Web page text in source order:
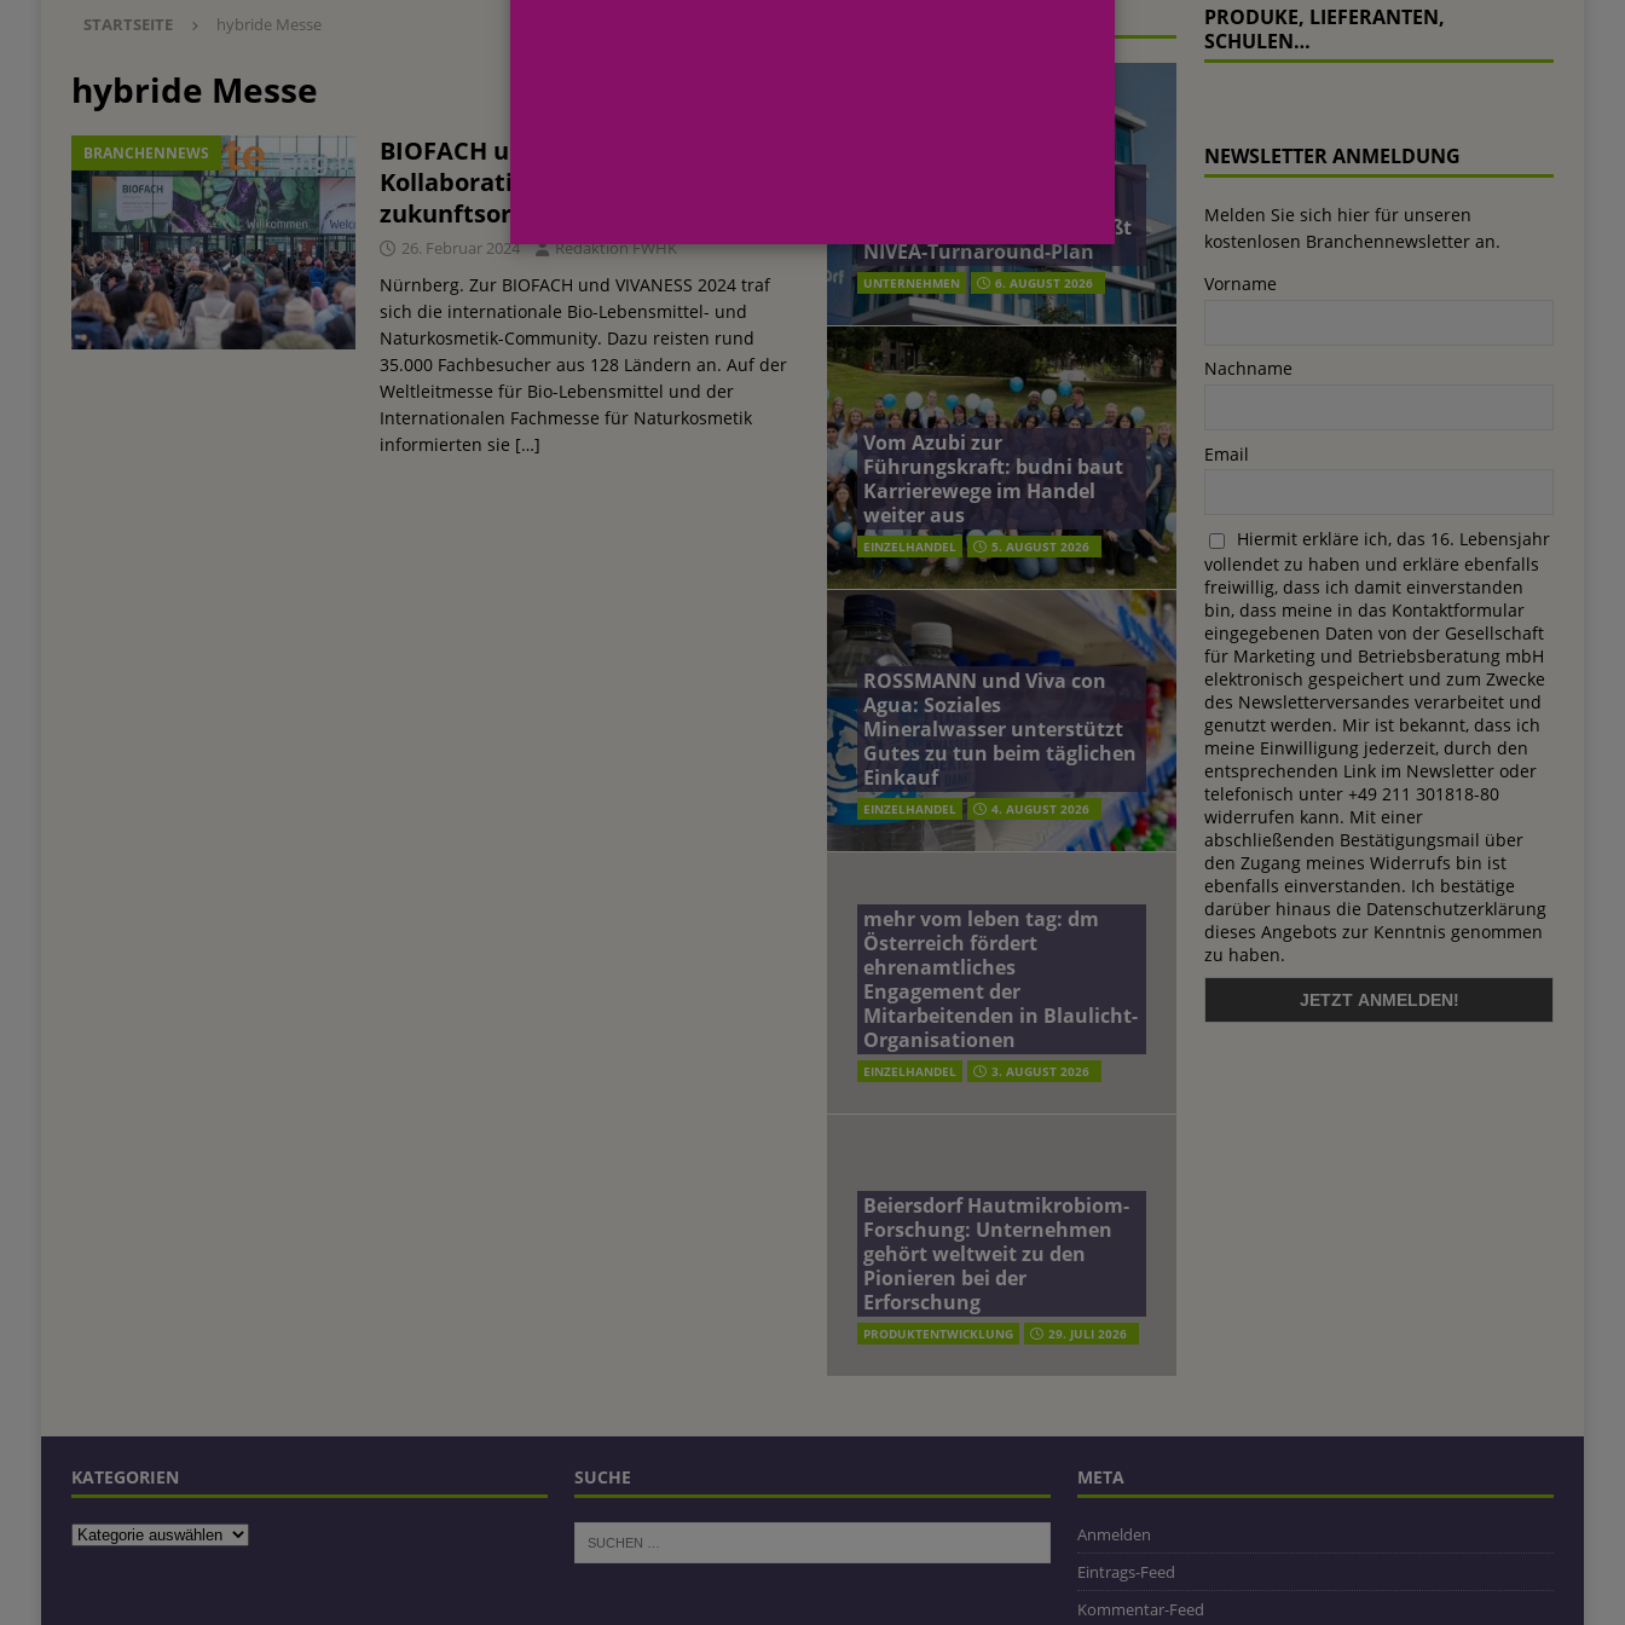
Einkauf
EINZELHANDEL
[ 3. August 2026 ]
[ 29. Juli 2026 ] Beiersdorf Hautmikrobiom-Forschung: Unternehmen gehört weltweit zu den Pionieren bei der
Erforschung
PRODUKTENTWICKLUNG
[ 6. August 2026 ]
Beiersdorf Jahresgeschäft 2026: Konzern passt Prognose an und beschließt NIVEA-Turnaround-Plan
UNTERNEHMEN
STARTSEITE hybride Messe
hybride Messe
BRANCHENNEWS
BIOFACH und VIVANESS 2024:
Kollaborativ und
zukunftsorientiert
26. Februar 2024 Redaktion FWHK
Nürnberg. Zur BIOFACH und VIVANESS 2024 traf
sich die internationale Bio-Lebensmittel- und
Naturkosmetik-Community. Dazu reisten rund
35.000 Fachbesucher aus 128 Ländern an. Auf der
Weltleitmesse für Bio-Lebensmittel und der
Internationalen Fachmesse für Naturkosmetik
informierten sie […]
Prognose an und beschließt
NIVEA-Turnaround-Plan
UNTERNEHMEN 6. AUGUST 2026
Vom Azubi zur
Führungskraft: budni baut
Karrierewege im Handel
weiter aus
EINZELHANDEL 5. AUGUST 2026
ROSSMANN und Viva con
Agua: Soziales
Mineralwasser unterstützt
Gutes zu tun beim täglichen
Einkauf
EINZELHANDEL 4. AUGUST 2026
mehr vom leben tag: dm
Österreich fördert
ehrenamtliches
Engagement der
Mitarbeitenden in Blaulicht-
Organisationen
EINZELHANDEL 3. AUGUST 2026
Beiersdorf Hautmikrobiom-
Forschung: Unternehmen
gehört weltweit zu den
Pionieren bei der
Erforschung
PRODUKTENTWICKLUNG 29. JULI 2026
PRODUKE, LIEFERANTEN,
SCHULEN…
NEWSLETTER ANMELDUNG
Melden Sie sich hier für unseren
kostenlosen Branchennewsletter an.
Vorname
Nachname
Email
Hiermit erkläre ich, das 16. Lebensjahr
vollendet zu haben und erkläre ebenfalls
freiwillig, dass ich damit einverstanden
bin, dass meine in das Kontaktformular
eingegebenen Daten von der Gesellschaft
für Marketing und Betriebsberatung mbH
elektronisch gespeichert und zum Zwecke
des Newsletterversandes verarbeitet und
genutzt werden. Mir ist bekannt, dass ich
meine Einwilligung jederzeit, durch den
entsprechenden Link im Newsletter oder
telefonisch unter +49 211 301818-80
widerrufen kann. Mit einer
abschließenden Bestätigungsmail über
den Zugang meines Widerrufs bin ist
ebenfalls einverstanden. Ich bestätige
darüber hinaus die Datenschutzerklärung
dieses Angebots zur Kenntnis genommen
zu haben.
KATEGORIEN SUCHE META
Anmelden
Eintrags-Feed
Kommentar-Feed